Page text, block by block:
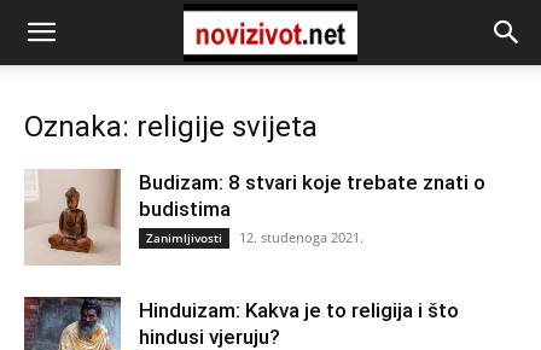
Oznaka: religije svijeta
Budizam: 8 stvari koje trebate znati o
budistima
Zanimljivosti 12. studenoga 2021.
Hinduizam: Kakva je to religija i što
hindusi vjeruju?